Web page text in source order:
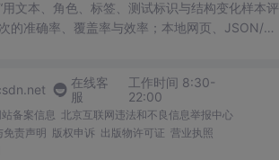
文本、角色、标签、测试标识与结构变化样本评
的准确率、覆盖率与效率；本地网页、JSON/H
在线客
服
工作时间 8:30-
22:00
备案信息 北京互联网违法和不良信息举报中心
免责声明 版权申诉 出版物许可证 营业执照